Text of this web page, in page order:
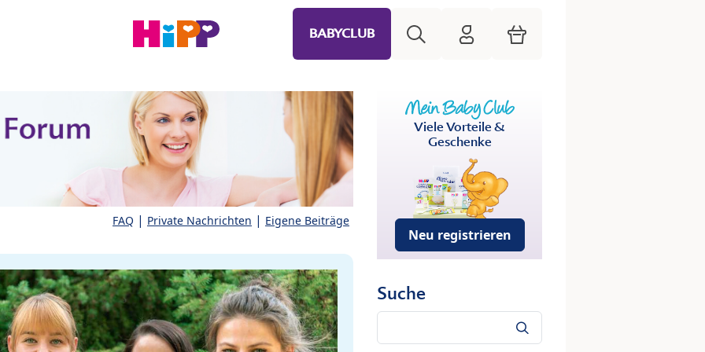
BABYCLUB HiPP Mein Babyclub
Warenkorb
FAQ | Private Nachrichten | Eigene Beiträge
Viele Vorteile &
Geschenke
Neu registrieren
Suche